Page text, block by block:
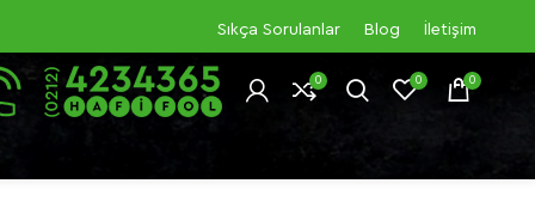
Sıkça Sorulanlar Blog İletişim
0 0 0